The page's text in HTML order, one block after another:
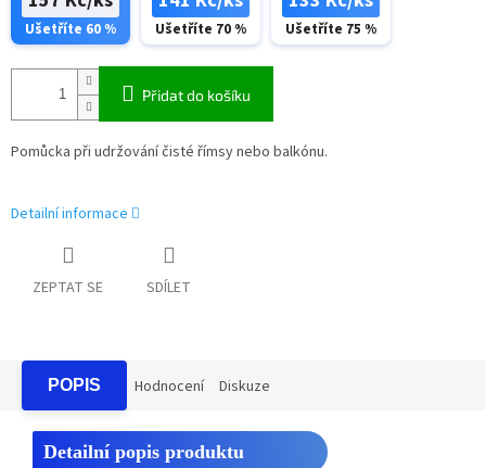
Ušetříte 60 % Ušetříte 70 % Ušetříte 75 %
Přidat do košíku
Pomůcka při udržování čisté římsy nebo balkónu.
Detailní informace
ZEPTAT SE SDÍLET
POPIS Hodnocení Diskuze
Detailní popis produktu